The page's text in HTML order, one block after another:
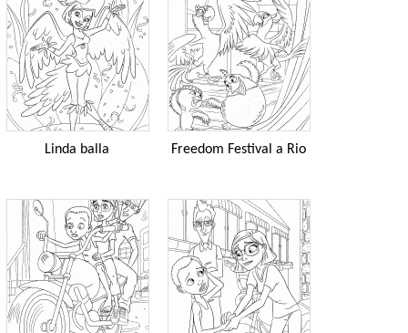
Linda balla Freedom Festival a Rio